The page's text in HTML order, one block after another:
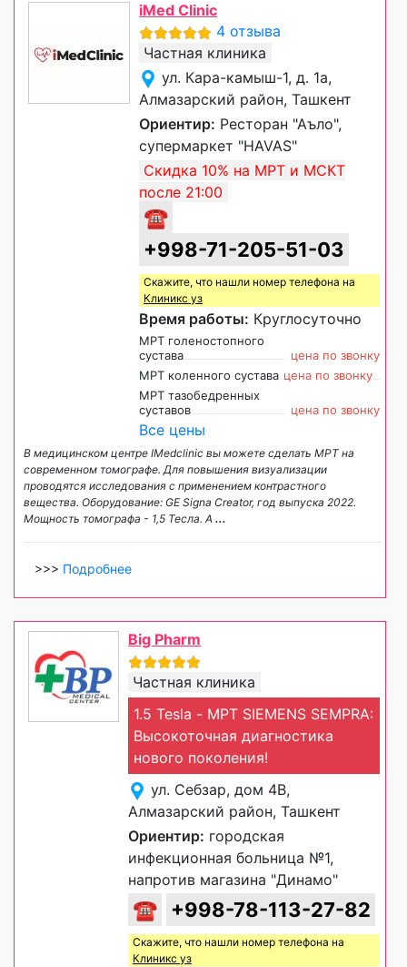
iMed Clinic
4 отзыва
Частная клиника
ул. Кара-камыш-1, д. 1а,
Алмазарский район, Ташкент
Ориентир: Ресторан "Аъло",
супермаркет "HAVAS"
Скидка 10% на МРТ и МСКТ
после 21:00
☎
+998-71-205-51-03
Скажите, что нашли номер телефона на
Клиникс уз
Время работы: Круглосуточно
МРТ голеностопного
сустава
цена по звонку
МРТ коленного сустава цена по звонку
МРТ тазобедренных
суставов
цена по звонку
Все цены
В медицинском центре IMedclinic вы можете сделать МРТ на
современном томографе. Для повышения визуализации
проводятся исследования с применением контрастного
вещества. Оборудование: GE Signa Creator, год выпуска 2022.
Мощность томографа - 1,5 Тесла. А ...
>>> Подробнее
Big Pharm
Частная клиника
1.5 Tesla - МРТ SIEMENS SEMPRA:
Высокоточная диагностика
нового поколения!
ул. Себзар, дом 4В,
Алмазарский район, Ташкент
Ориентир: городская
инфекционная больница №1,
напротив магазина "Динамо"
☎ +998-78-113-27-82
Скажите, что нашли номер телефона на
Клиникс уз